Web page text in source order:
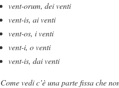
vent-orum, dei venti
vent-is, ai venti
vent-os, i venti
vent-i, o venti
vent-is, dai venti
Come vedi c’è una parte fissa che